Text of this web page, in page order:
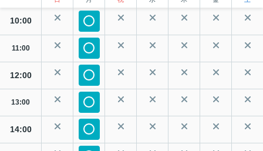
10:00
11:00
12:00
13:00
14:00